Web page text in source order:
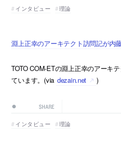
インタビュー
理論
淵上正幸のアーキテクト訪問記が内
TOTO COM-ETの淵上正幸のアーキ
ています。(via dezain.net )
SHARE
インタビュー 理論